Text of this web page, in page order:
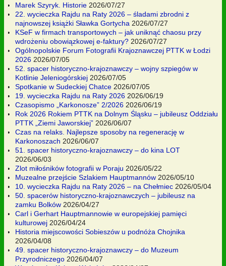
Marek Szyryk. Historie 2026/07/27
22. wycieczka Rajdu na Raty 2026 – śladami zbrodni z
najnowszej książki Sławka Gortycha 2026/07/27
KSeF w firmach transportowych – jak uniknąć chaosu przy
wdrożeniu obowiązkowej e-faktury? 2026/07/27
Ogólnopolskie Forum Fotografii Krajoznawczej PTTK w Łodzi
2026 2026/07/05
52. spacer historyczno-krajoznawczy – wojny szpiegów w
Kotlinie Jeleniogórskiej 2026/07/05
Spotkanie w Sudeckiej Chatce 2026/07/05
19. wycieczka Rajdu na Raty 2026 2026/06/19
Czasopismo „Karkonosze” 2/2026 2026/06/19
Rok 2026 Rokiem PTTK na Dolnym Śląsku – jubileusz Oddziału
PTTK „Ziemi Jaworskiej” 2026/06/07
Czas na relaks. Najlepsze sposoby na regenerację w
Karkonoszach 2026/06/07
51. spacer historyczno-krajoznawczy – do kina LOT
2026/06/03
Zlot miłośników fotografii w Poraju 2026/05/22
Muzealne przejście Szlakiem Hauptmannów 2026/05/10
10. wycieczka Rajdu na Raty 2026 – na Chełmiec 2026/05/04
50. spacerów historyczno-krajoznawczych – jubileusz na
zamku Bolków 2026/04/27
Carl i Gerhart Hauptmannowie w europejskiej pamięci
kulturowej 2026/04/24
Historia miejscowości Sobieszów u podnóża Chojnika
2026/04/08
49. spacer historyczno-krajoznawczy – do Muzeum
Przyrodniczego 2026/04/07